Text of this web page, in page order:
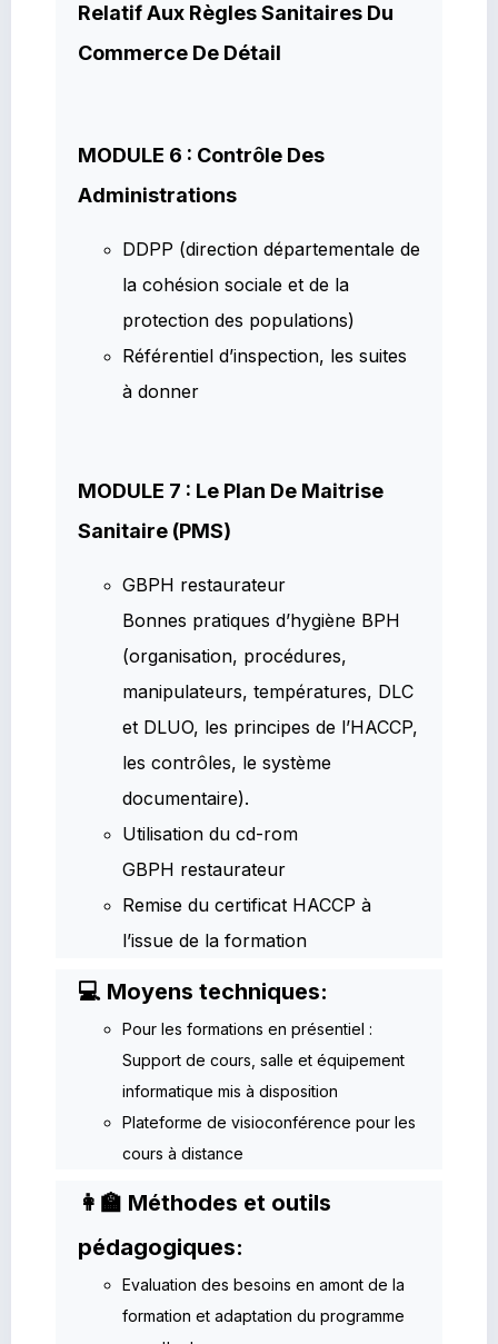
Relatif Aux Règles Sanitaires Du
Commerce De Détail
MODULE 6 : Contrôle Des
Administrations
DDPP (direction départementale de
la cohésion sociale et de la
protection des populations)
Référentiel d’inspection, les suites
à donner
MODULE 7 : Le Plan De Maitrise
Sanitaire (PMS)
GBPH restaurateur
Bonnes pratiques d’hygiène BPH
(organisation, procédures,
manipulateurs, températures, DLC
et DLUO, les principes de l’HACCP,
les contrôles, le système
documentaire).
Utilisation du cd-rom
GBPH restaurateur
Remise du certificat HACCP à
l’issue de la formation
💻 Moyens techniques:
Pour les formations en présentiel :
Support de cours, salle et équipement
informatique mis à disposition
Plateforme de visioconférence pour les
cours à distance
👩‍🏫 Méthodes et outils
pédagogiques:
Evaluation des besoins en amont de la
formation et adaptation du programme